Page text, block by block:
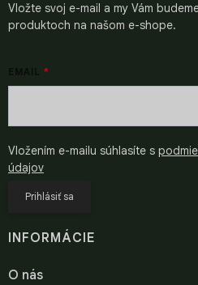
Vložte svoj e-mail a my Vám
produktoch na našom e-shope.
Vložením e-mailu súhlasíte s
údajov
Prihlásiť sa
INFORMÁCIE
O nás